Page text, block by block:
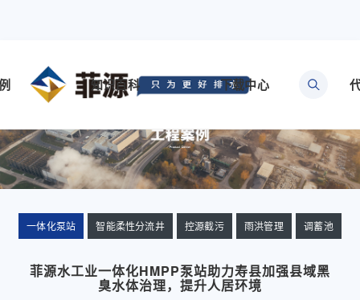
知识百科 下载中心
一体化泵站 智能柔性分流井 控源截污 雨洪管理 调蓄池
菲源水工业一体化HMPP泵站助力寿县加强县域黑
臭水体治理，提升人居环境